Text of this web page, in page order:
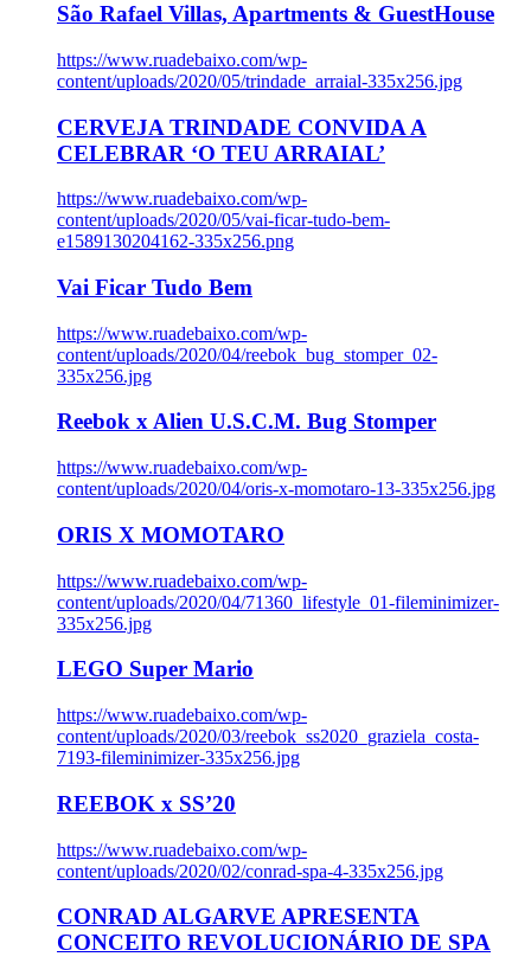
São Rafael Villas, Apartments & GuestHouse
https://www.ruadebaixo.com/wp-
content/uploads/2020/05/trindade_arraial-335x256.jpg
CERVEJA TRINDADE CONVIDA A
CELEBRAR ‘O TEU ARRAIAL’
https://www.ruadebaixo.com/wp-
content/uploads/2020/05/vai-ficar-tudo-bem-
e1589130204162-335x256.png
Vai Ficar Tudo Bem
https://www.ruadebaixo.com/wp-
content/uploads/2020/04/reebok_bug_stomper_02-
335x256.jpg
Reebok x Alien U.S.C.M. Bug Stomper
https://www.ruadebaixo.com/wp-
content/uploads/2020/04/oris-x-momotaro-13-335x256.jpg
ORIS X MOMOTARO
https://www.ruadebaixo.com/wp-
content/uploads/2020/04/71360_lifestyle_01-fileminimizer-
335x256.jpg
LEGO Super Mario
https://www.ruadebaixo.com/wp-
content/uploads/2020/03/reebok_ss2020_graziela_costa-
7193-fileminimizer-335x256.jpg
REEBOK x SS’20
https://www.ruadebaixo.com/wp-
content/uploads/2020/02/conrad-spa-4-335x256.jpg
CONRAD ALGARVE APRESENTA
CONCEITO REVOLUCIONÁRIO DE SPA